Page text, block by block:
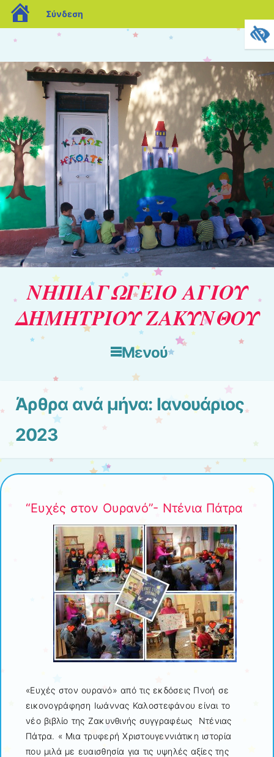
blogs.sch.gr
Σύνδεση
ΝΗΠΙΑΓΩΓΕΙΟ ΑΓΙΟΥ
ΔΗΜΗΤΡΙΟΥ ΖΑΚΥΝΘΟΥ
Μενού
Άρθρα ανά μήνα: Ιανουάριος
2023
“Ευχές στον Ουρανό”- Ντένια Πάτρα
«Ευχές στον ουρανό» από τις εκδόσεις Πνοή σε
εικονογράφηση Ιωάννας Καλοστεφάνου είναι το
νέο βιβλίο της Ζακυνθινής συγγραφέως Ντένιας
Πάτρα. « Μια τρυφερή Χριστουγεννιάτικη ιστορία
που μιλά με ευαισθησία για τις υψηλές αξίες της